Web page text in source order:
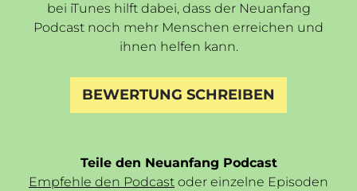
bei iTunes hilft dabei, dass der Neuanfang
Podcast noch mehr Menschen erreichen und
ihnen helfen kann.
BEWERTUNG SCHREIBEN
Teile den Neuanfang Podcast
Empfehle den Podcast oder einzelne Episoden